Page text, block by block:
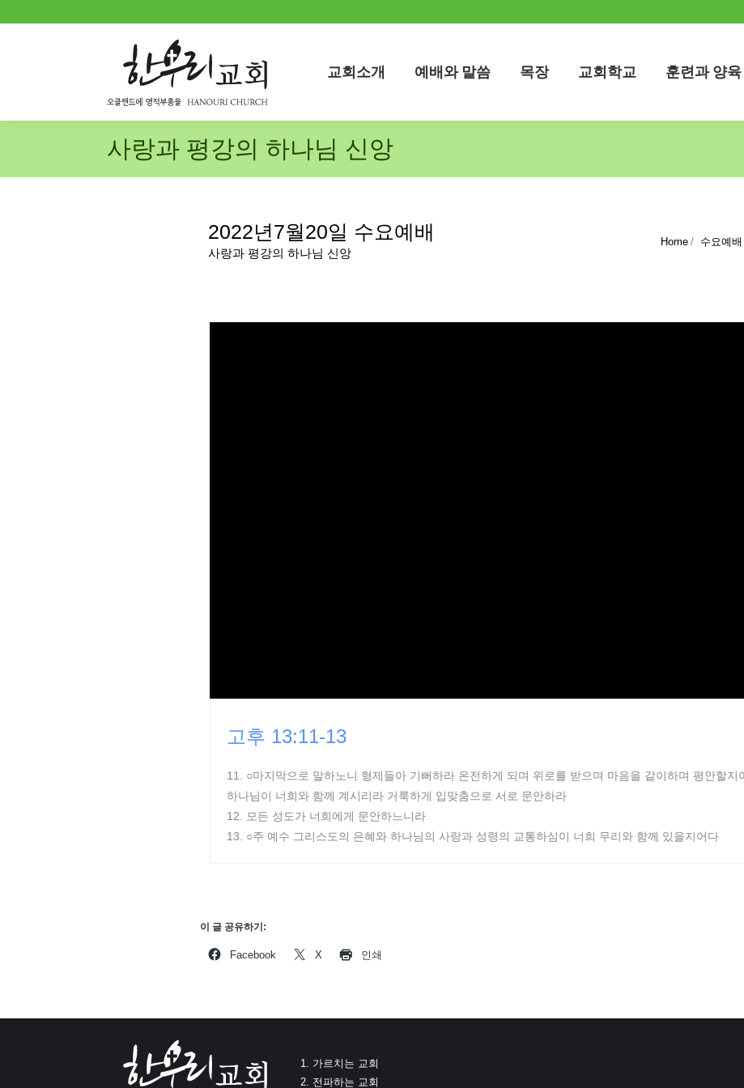
교회소개 예배와 말씀 목장 교회학교 훈련과 양육
사랑과 평강의 하나님 신앙
2022년7월20일 수요예배
사랑과 평강의 하나님 신앙
Home 수요예배
고후 13:11-13
11. ○마지막으로 말하노니 형제들아 기뻐하라 온전하게 되며 위로를 받으며 마음을 같이하며 평안할지
하나님이 너희와 함께 계시리라 거룩하게 입맞춤으로 서로 문안하라
12. 모든 성도가 너희에게 문안하느니라
13. ○주 예수 그리스도의 은혜와 하나님의 사랑과 성령의 교통하심이 너희 무리와 함께 있을지어다
이 글 공유하기:
Facebook X 인쇄
1. 가르치는 교회
2. 전파하는 교회